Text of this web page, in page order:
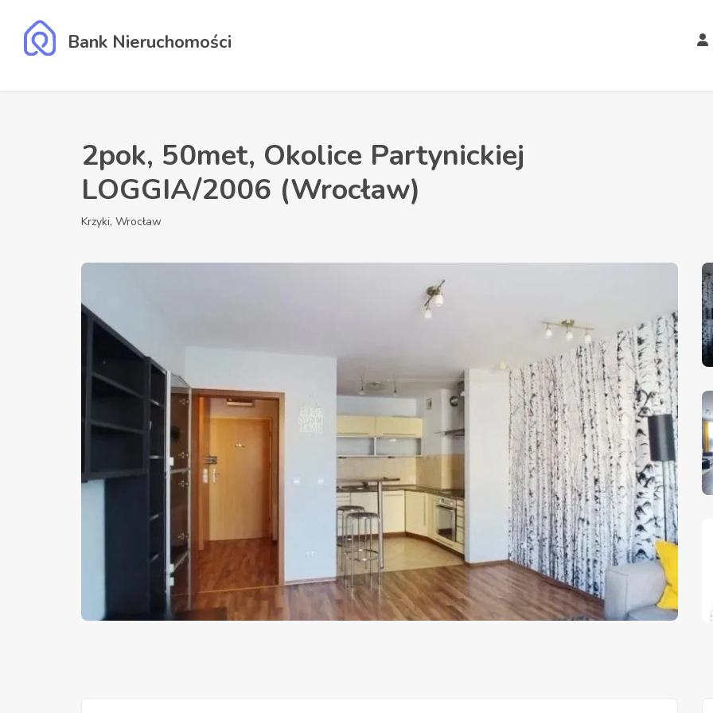
Bank Nieruchomości
2pok, 50met, Okolice Partynickiej
LOGGIA/2006 (Wrocław)
Krzyki, Wrocław